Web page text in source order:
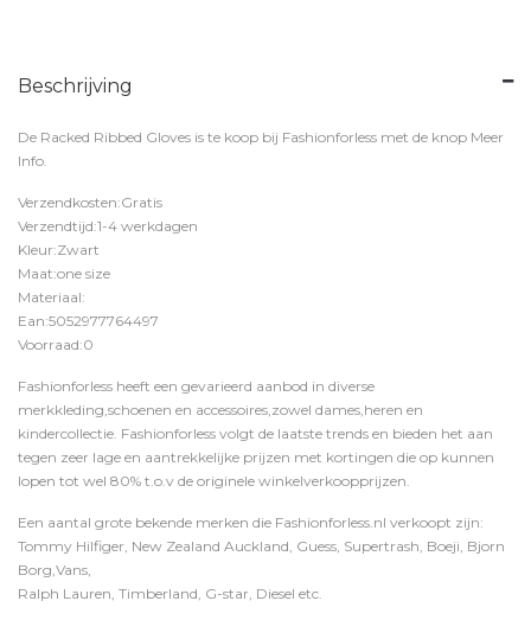
Beschrijving
De Racked Ribbed Gloves is te koop bij Fashionforless met de knop Meer
Info.
Verzendkosten:Gratis
Verzendtijd:1-4 werkdagen
Kleur:Zwart
Maat:one size
Materiaal:
Ean:5052977764497
Voorraad:0
Fashionforless heeft een gevarieerd aanbod in diverse
merkkleding,schoenen en accessoires,zowel dames,heren en
kindercollectie. Fashionforless volgt de laatste trends en bieden het aan
tegen zeer lage en aantrekkelijke prijzen met kortingen die op kunnen
lopen tot wel 80% t.o.v de originele winkelverkoopprijzen.
Een aantal grote bekende merken die Fashionforless.nl verkoopt zijn:
Tommy Hilfiger, New Zealand Auckland, Guess, Supertrash, Boeji, Bjorn
Borg,Vans,
Ralph Lauren, Timberland, G-star, Diesel etc.